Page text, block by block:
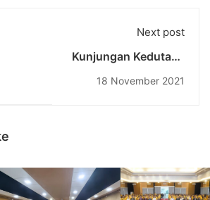
Next post
Kunjungan Kedutaan
Undiknas University
18 November 2021